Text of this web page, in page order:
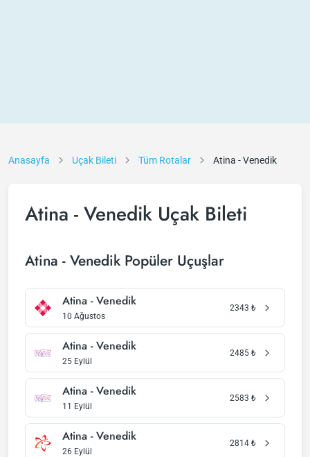
Anasayfa Uçak Bileti Tüm Rotalar Atina - Venedik
Atina - Venedik Uçak Bileti
Atina - Venedik Popüler Uçuşlar
Atina - Venedik
10 Ağustos
2343 ₺
Atina - Venedik
25 Eylül
2485 ₺
Atina - Venedik
11 Eylül
2583 ₺
Atina - Venedik
26 Eylül
2814 ₺